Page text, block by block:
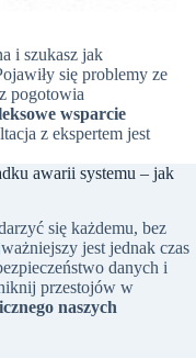
i szukasz jak
się problemy ze
pogotowia
wsparcie
z ekspertem jest
awarii systemu – jak
się każdemu, bez
jest jednak czas
danych i
przestojów w
naszych